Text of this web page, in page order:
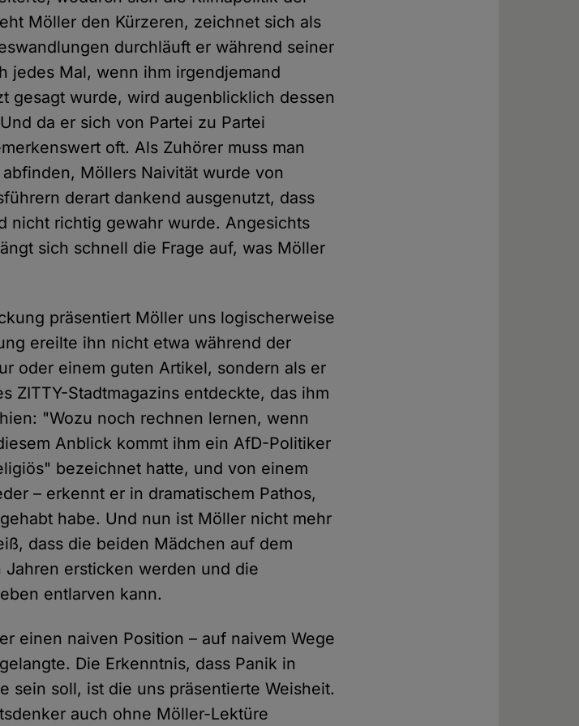
Möller den Kürzeren, zeichnet sich als
durchläuft er während seiner
jedes Mal, wenn ihm irgendjemand
gesagt wurde, wird augenblicklich dessen
da er sich von Partei zu Partei
oft. Als Zuhörer muss man
Möllers Naivität wurde von
derart dankend ausgenutzt, dass
nicht richtig gewahr wurde. Angesichts
sich schnell die Frage auf, was Möller
präsentiert Möller uns logischerweise
ereilte ihn nicht etwa während der
oder einem guten Artikel, sondern als er
ZITTY-Stadtmagazins entdeckte, das ihm
"Wozu noch rechnen lernen, wenn
Anblick kommt ihm ein AfD-Politiker
bezeichnet hatte, und von einem
– erkennt er in dramatischem Pathos,
habe. Und nun ist Möller nicht mehr
dass die beiden Mädchen auf dem
ersticken werden und die
entlarven kann.
einen naiven Position – auf naivem Wege
Die Erkenntnis, dass Panik in
sein soll, ist die uns präsentierte Weisheit.
auch ohne Möller-Lektüre